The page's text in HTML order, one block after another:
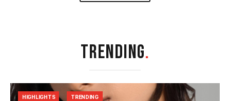
TRENDING.
HIGHLIGHTS TRENDING